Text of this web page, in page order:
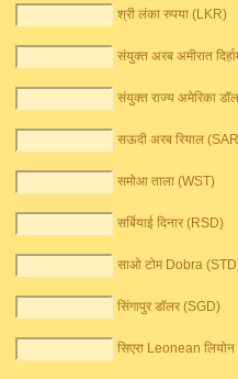
श्री लंका रुपया (LKR)
संयुक्त अरब अमीरात
संयुक्त राज्य अमेरिका
सऊदी अरब रियाल
समोआ ताला (WST)
सर्बियाई दिनार (RSD)
साओ टोम Dobra
सिंगापुर डॉलर (SGD)
सिएरा Leonean